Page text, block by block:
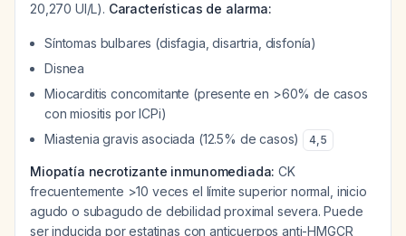
20,270 UI/L). Características de alarma:
Síntomas bulbares (disfagia, disartria, disfonía)
Disnea
Miocarditis concomitante (presente en >60% de casos
con miositis por ICPi)
Miastenia gravis asociada (12.5% de casos)
4,5
Miopatía necrotizante inmunomediada: CK
frecuentemente >10 veces el límite superior normal, inicio
agudo o subagudo de debilidad proximal severa. Puede
ser inducida por estatinas con anticuerpos anti-HMGCR